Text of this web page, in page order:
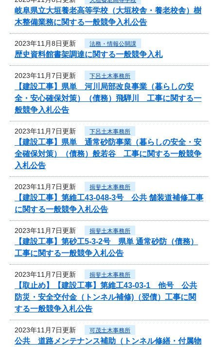
岐阜県立大垣養老高等学校（大垣校舎・養老校舎）樹
木整備業務に関する一般競争入札公告
2023年11月8日更新 法務・情報公開課
歴史資料館書架調達に関する一般競争入札
2023年11月7日更新 下呂土木事務所
【建設工事】県単 河川局部改良事業（暮らしの安
全・安心確保対策）（債務）飛騨川 工事に関する一
般競争入札公告
2023年11月7日更新 下呂土木事務所
【建設工事】県単 通常砂防事業（暮らしの安全・安
全確保対策）（債務）般若谷 工事に関する一般競争
入札公告
2023年11月7日更新 揖斐土木事務所
【建設工事】第維工43-048-3号 公共 舗装道補修工事
に関する一般競争入札公告
2023年11月7日更新 揖斐土木事務所
【建設工事】第砂工5-3-2号 県単 通常砂防（債務）
工事に関する一般競争入札公告
2023年11月7日更新 揖斐土木事務所
【取止め】【建設工事】第維工43-03-1 他号 公共
防災・安全交付金（トンネル補修)（翌債）工事に関
する一般競争入札公告
2023年11月7日更新 可茂土木事務所
公共 道路メンテナンス補助（トンネル修繕・付属物